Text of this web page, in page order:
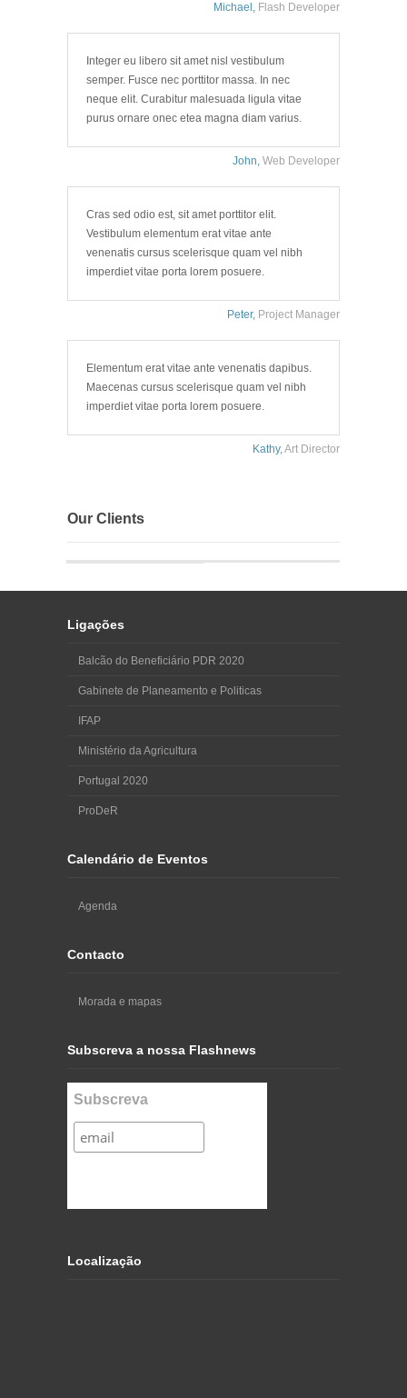
Michael, Flash Developer
Integer eu libero sit amet nisl vestibulum
semper. Fusce nec porttitor massa. In nec
neque elit. Curabitur malesuada ligula vitae
purus ornare onec etea magna diam varius.
John, Web Developer
Cras sed odio est, sit amet porttitor elit.
Vestibulum elementum erat vitae ante
venenatis cursus scelerisque quam vel nibh
imperdiet vitae porta lorem posuere.
Peter, Project Manager
Elementum erat vitae ante venenatis dapibus.
Maecenas cursus scelerisque quam vel nibh
imperdiet vitae porta lorem posuere.
Kathy,Art Director
Our Clients
Ligações
Balcão do Beneficiário PDR 2020
Gabinete de Planeamento e Politicas
IFAP
Ministério da Agricultura
Portugal 2020
ProDeR
Calendário de Eventos
Agenda
Contacto
Morada e mapas
Subscreva a nossa Flashnews
Subscreva
Localização